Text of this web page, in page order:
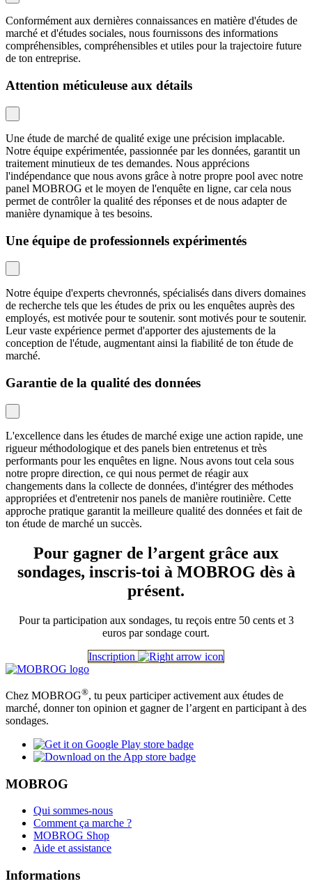
Conformément aux dernières connaissances en matière d'études de
marché et d'études sociales, nous fournissons des informations
compréhensibles, compréhensibles et utiles pour la trajectoire future
de ton entreprise.
Attention méticuleuse aux détails
Une étude de marché de qualité exige une précision implacable.
Notre équipe expérimentée, passionnée par les données, garantit un
traitement minutieux de tes demandes. Nous apprécions
l'indépendance que nous avons grâce à notre propre pool avec notre
panel MOBROG et le moyen de l'enquête en ligne, car cela nous
permet de contrôler la qualité des réponses et de nous adapter de
manière dynamique à tes besoins.
Une équipe de professionnels expérimentés
Notre équipe d'experts chevronnés, spécialisés dans divers domaines
de recherche tels que les études de prix ou les enquêtes auprès des
employés, est motivée pour te soutenir. sont motivés pour te soutenir.
Leur vaste expérience permet d'apporter des ajustements de la
conception de l'étude, augmentant ainsi la fiabilité de ton étude de
marché.
Garantie de la qualité des données
L'excellence dans les études de marché exige une action rapide, une
rigueur méthodologique et des panels bien entretenus et très
performants pour les enquêtes en ligne. Nous avons tout cela sous
notre propre direction, ce qui nous permet de réagir aux
changements dans la collecte de données, d'intégrer des méthodes
appropriées et d'entretenir nos panels de manière routinière. Cette
approche pratique garantit la meilleure qualité des données et fait de
ton étude de marché un succès.
Pour gagner de l’argent grâce aux
sondages, inscris-toi à MOBROG dès à
présent.
Pour ta participation aux sondages, tu reçois entre 50 cents et 3
euros par sondage court.
Inscription
Chez MOBROG®, tu peux participer activement aux études de
marché, donner ton opinion et gagner de l’argent en participant à des
sondages.
MOBROG
Qui sommes-nous
Comment ça marche ?
MOBROG Shop
Aide et assistance
Informations